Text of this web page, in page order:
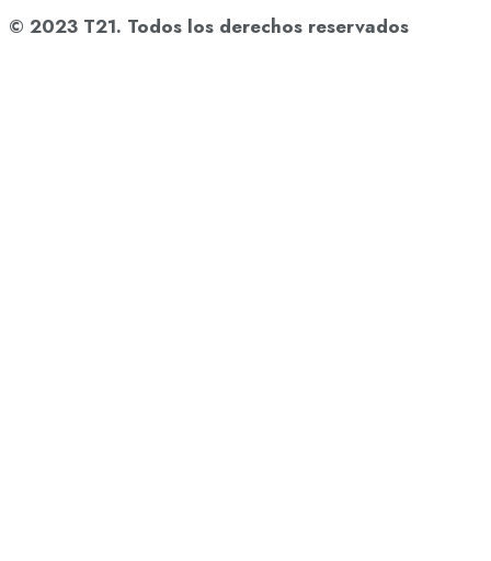
© 2023 T21. Todos los derechos reservados